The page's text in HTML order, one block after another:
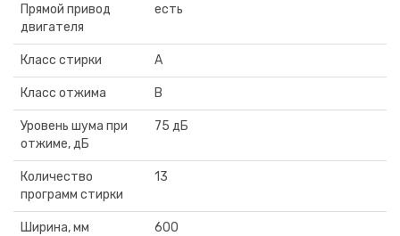
Прямой привод
двигателя
есть
Класс стирки А
Класс отжима B
Уровень шума при
отжиме, дБ
75 дБ
Количество
программ стирки
13
Ширина, мм 600